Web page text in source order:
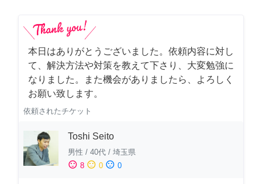
本日はありがとうございました。依頼内容に対し
て、解決方法や対策を教えて下さり、大変勉強に
なりました。また機会がありましたら、よろしく
お願い致します。
依頼されたチケット
Toshi Seito
男性 / 40代 / 埼玉県
sentiment_satisfied 8 sentiment_neutral 0 sentiment_dissatisfied 0